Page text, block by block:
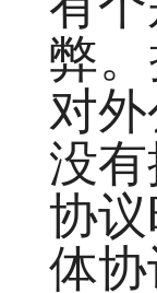
弊
对
没
协
体